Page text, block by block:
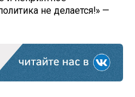
не делается!» —